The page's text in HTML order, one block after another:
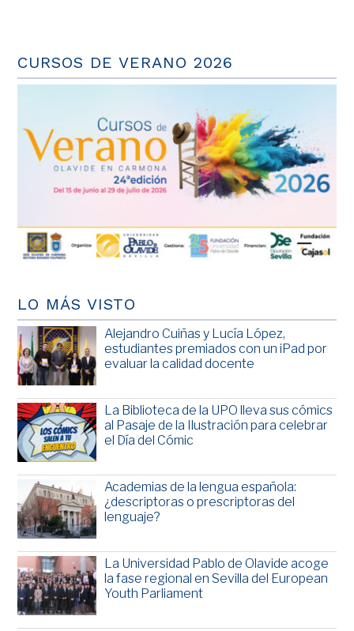
CURSOS DE VERANO 2026
LO MÁS VISTO
Alejandro Cuiñas y Lucía López,
estudiantes premiados con un iPad por
evaluar la calidad docente
La Biblioteca de la UPO lleva sus cómics
al Pasaje de la Ilustración para celebrar
el Día del Cómic
Academias de la lengua española:
¿descriptoras o prescriptoras del
lenguaje?
La Universidad Pablo de Olavide acoge
la fase regional en Sevilla del European
Youth Parliament